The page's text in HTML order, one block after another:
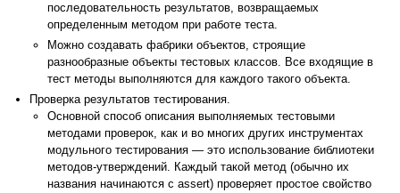
последовательность результатов, возвращаемых
определенным методом при работе теста.
Можно создавать фабрики объектов, строящие
разнообразные объекты тестовых классов. Все входящие в
тест методы выполняются для каждого такого объекта.
Проверка результатов тестирования.
Основной способ описания выполняемых тестовыми
методами проверок, как и во многих других инструментах
модульного тестирования — это использование библиотеки
методов-утверждений. Каждый такой метод (обычно их
названия начинаются с assert) проверяет простое свойство